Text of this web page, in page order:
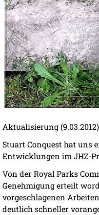
Aktualisierung (9.03.2012)
Stuart Conquest hat uns
Entwicklungen im JHZ-
Von der Royal Parks
Genehmigung erteilt
vorgeschlagenen
deutlich schneller